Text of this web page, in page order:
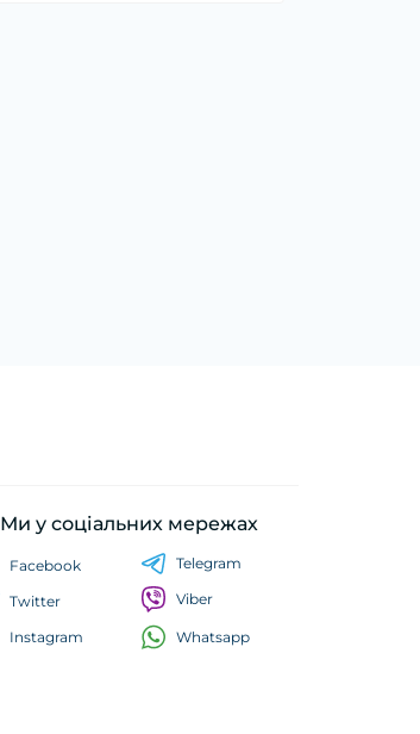
Ми у соціальних мережах
Facebook
Twitter
Instagram
Telegram
Viber
Whatsapp